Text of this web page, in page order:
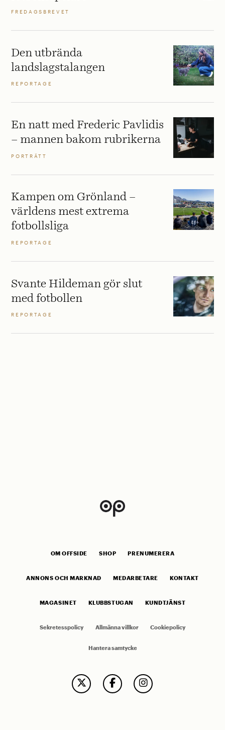
FREDAGSBREVET
Den utbrända
landslagstalangen
REPORTAGE
En natt med Frederic Pavlidis
– mannen bakom rubrikerna
PORTRÄTT
Kampen om Grönland –
världens mest extrema
fotbollsliga
REPORTAGE
Svante Hildeman gör slut
med fotbollen
REPORTAGE
OM OFFSIDE SHOP PRENUMERERA
ANNONS OCH MARKNAD MEDARBETARE KONTAKT
MAGASINET KLUBBSTUGAN KUNDTJÄNST
Sekretesspolicy Allmänna villkor Cookiepolicy
Hantera samtycke